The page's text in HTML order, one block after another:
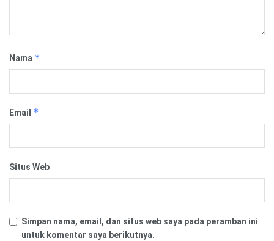
Nama *
Email *
Situs Web
Simpan nama, email, dan situs web saya pada peramban ini
untuk komentar saya berikutnya.